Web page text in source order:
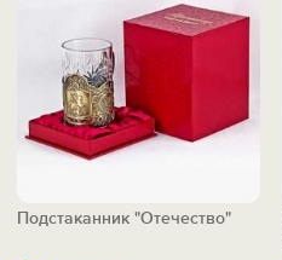
Подстаканник "Отечество"